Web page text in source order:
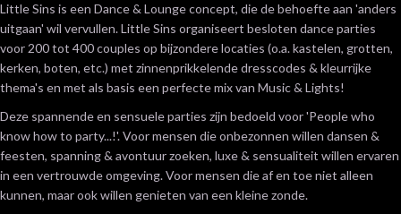
Little Sins is een Dance & Lounge concept, die de behoefte aan 'anders
uitgaan' wil vervullen. Little Sins organiseert besloten dance parties
voor 200 tot 400 couples op bijzondere locaties (o.a. kastelen, grotten,
kerken, boten, etc.) met zinnenprikkelende dresscodes & kleurrijke
thema's en met als basis een perfecte mix van Music & Lights!
Deze spannende en sensuele parties zijn bedoeld voor 'People who
know how to party...!'. Voor mensen die onbezonnen willen dansen &
feesten, spanning & avontuur zoeken, luxe & sensualiteit willen ervaren
in een vertrouwde omgeving. Voor mensen die af en toe niet alleen
kunnen, maar ook willen genieten van een kleine zonde.